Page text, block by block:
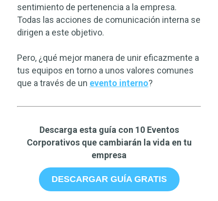
sentimiento de pertenencia a la empresa.
Todas las acciones de comunicación interna se
dirigen a este objetivo.
Pero, ¿qué mejor manera de unir eficazmente a
tus equipos en torno a unos valores comunes
que a través de un evento interno?
Descarga esta guía con 10 Eventos
Corporativos que cambiarán la vida en tu
empresa
DESCARGAR GUÍA GRATIS